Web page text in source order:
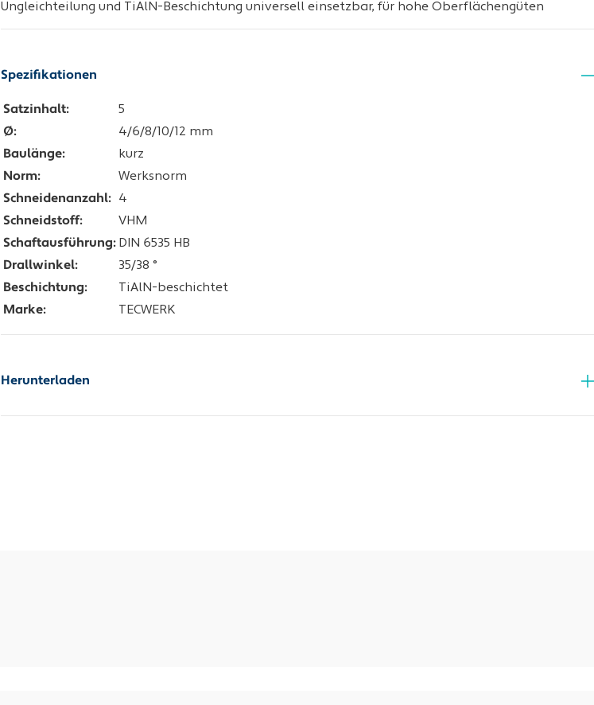
Ungleichteilung und TiAlN-Beschichtung universell einsetzbar, für hohe Oberflächengüten
Spezifikationen
Satzinhalt:
5
Ø:
4/6/8/10/12 mm
Baulänge:
kurz
Norm:
Werksnorm
Schneidenanzahl:
4
Schneidstoff:
VHM
Schaftausführung: DIN 6535 HB
Drallwinkel:
35/38 °
Beschichtung:
TiAlN-beschichtet
Marke:
TECWERK
Herunterladen
Schnittwerttabelle